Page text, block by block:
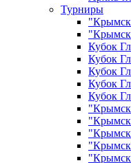
Турниры
Кубок
Кубок
Кубок
Кубок
Кубок